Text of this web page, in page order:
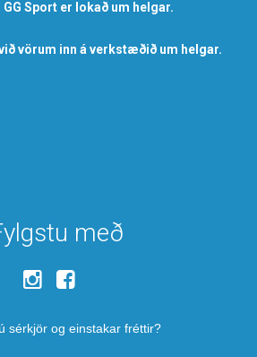
Sport er lokað um helgar.
vörum inn á verkstæðið um helgar.
með
sérkjör og einstakar fréttir?